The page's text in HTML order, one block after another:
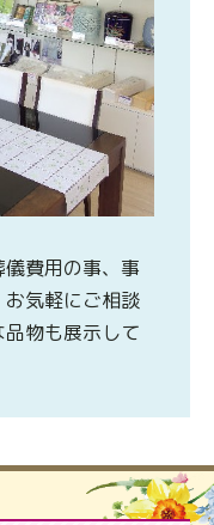
費用の事、事
気軽にご相談
物も展示して